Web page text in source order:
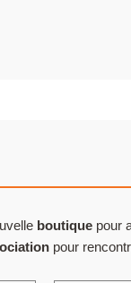
boutique pour
pour